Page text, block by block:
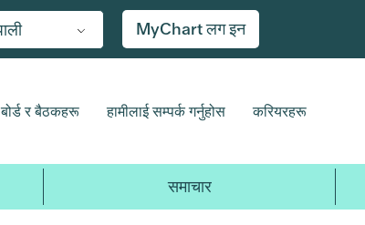
MyChart लग इन
र बैठकहरू हामीलाई सम्पर्क गर्नुहोस करियरहरू
समाचार